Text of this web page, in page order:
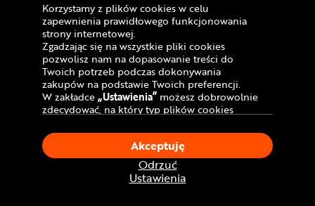
Mocowanie FIDLOCK Vacuum Flex
109,99 zł
Cena katalogowa:
139,99 zł
U Ciebiejuż jutro! Dostawa GRATIS
Korzystamy z plików cookies w celu
zapewnienia prawidłowego funkcjonowania
strony internetowej.
Zgadzając się na wszystkie pliki cookies
pozwolisz nam na dopasowanie treści do
Twoich potrzeb podczas dokonywania
zakupów na podstawie Twoich preferencji.
W zakładce„Ustawienia” możesz dobrowolnie
zdecydować, na który typ plików cookies
Klikając„Akceptuję”, wyrażasz zgodę na
stosowanie ciasteczek zgodnie z ustawieniami
Twojej przeglądarki.
W dowolnym momencie, możesz dokonać
zmiany swojego wyboru klikając opcję
Ustawienia
Odrzuć
Akceptuję